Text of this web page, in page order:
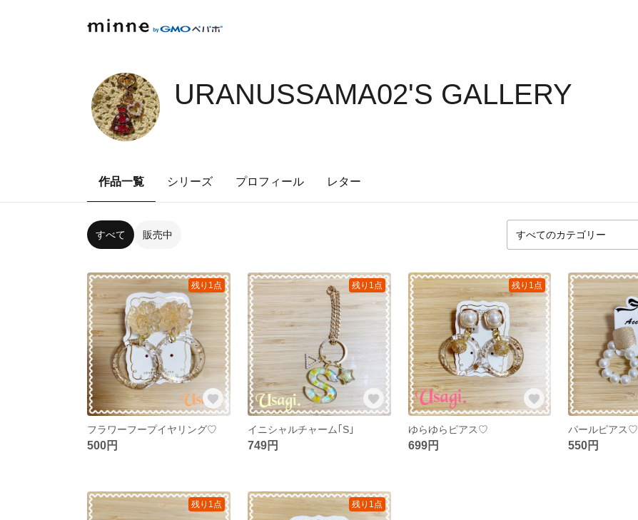
URANUSSAMA02'S GALLERY
作品一覧 シリーズ プロフィール レター
すべて 販売中
残り1点
フラワーフープイヤリング♡
500円
残り1点
イニシャルチャーム｢S｣
749円
残り1点
ゆらゆらピアス♡
699円
パールピアス♡
550円
残り1点 残り1点